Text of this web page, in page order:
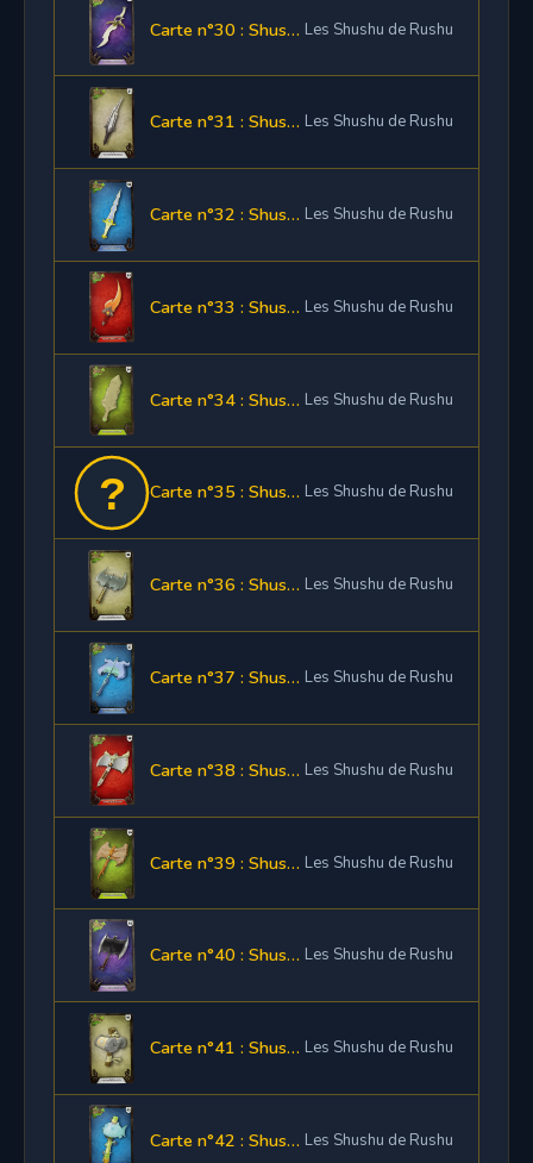
Carte n°30 : Shushette Dague Neutre Les Shushu de Rushu
Carte n°31 : Shushette Épée Air Les Shushu de Rushu
Carte n°32 : Shushette Épée Eau Les Shushu de Rushu
Carte n°33 : Shushette Épée Feu Les Shushu de Rushu
Carte n°34 : Shushette Épée Terre Les Shushu de Rushu
Carte n°35 : Shushette Épée Neutre Les Shushu de Rushu
Carte n°36 : Shushette Hache Air Les Shushu de Rushu
Carte n°37 : Shushette Hache Eau Les Shushu de Rushu
Carte n°38 : Shushette Hache Feu Les Shushu de Rushu
Carte n°39 : Shushette Hache Terre Les Shushu de Rushu
Carte n°40 : Shushette Hache Neutre Les Shushu de Rushu
Carte n°41 : Shushette Marteau Air Les Shushu de Rushu
Carte n°42 : Shushette Marteau Eau Les Shushu de Rushu